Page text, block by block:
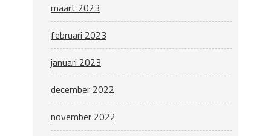
maart 2023
februari 2023
januari 2023
december 2022
november 2022